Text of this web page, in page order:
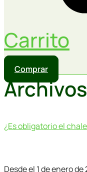
Carrito
Comprar
Archivos
¿Es obligatorio el
Desde el 1 de enero